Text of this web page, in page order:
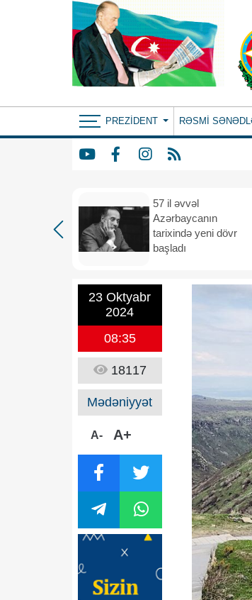
PREZIDENT RƏSMI
57 il əvvəl
Azərbaycanın
tarixində yeni dövr
başladı
23 Oktyabr
2024
08:35
18117
Mədəniyyət
A- A+